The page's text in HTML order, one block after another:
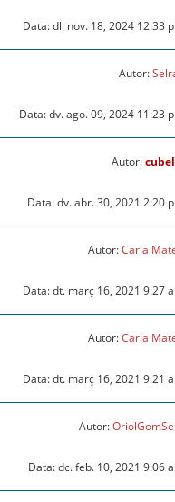
Data: dl. nov. 18, 2024 12:33
Autor:
Data: dv. ago. 09, 2024 11:23
Autor:
Data: dv. abr. 30, 2021 2:20
Autor:Carla
Data: dt. març 16, 2021 9:27
Autor:Carla
Data: dt. març 16, 2021 9:21
Autor:
Data: dc. feb. 10, 2021 9:06